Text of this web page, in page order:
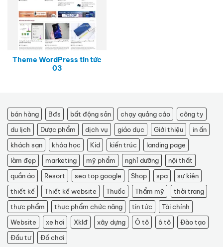
Theme WordPress tin tức
03
bán hàng Bđs bất động sản chạy quảng cáo
công ty
du lịch
Dược phẩm dịch vụ giáo dục Giới thiệu
in ấn
khách sạn
khóa học Kid kiến trúc
landing page
làm đẹp
marketing mỹ phẩm nghỉ dưỡng
nội thất
quần áo
Resort seo top google Shop spa
sự kiện
thiết kế
Thiết kế website Thuốc Thẩm mỹ
thời trang
thực phẩm
thực phẩm chức năng tin tức
Tài chính
Website
xe hơi Xklđ xây dựng Ô tô ô tô
Đào tạo
Đầu tư
Đồ chơi